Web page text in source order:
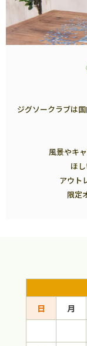
ジグソークラブは
風景やキ
ほ
アウト
限定
日 月